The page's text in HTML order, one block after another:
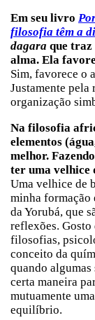
Em seu livro
filosofia têm a
dagara que traz
alma. Ela
Sim, favorece o
Justamente
organização
Na filosofia
elementos
melhor.
ter uma velhice
Uma velhice de
minha formação
da Yorubá, que
reflexões. Gosto
filosofias,
conceito da
quando algumas
certa maneira
mutuamente
equilíbrio.